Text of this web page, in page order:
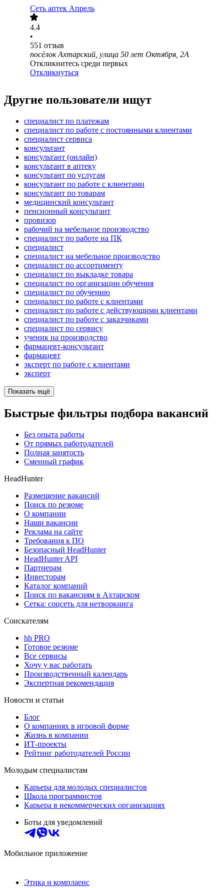
Сеть аптек Апрель
4.4
•
551 отзыв
посёлок Ахтарский, улица 50 лет Октября, 2А
Откликнитесь среди первых
Откликнуться
Другие пользователи ищут
специалист по платежам
специалист по работе с постоянными клиентами
специалист сервиса
консультант
консультант (онлайн)
консультант в аптеку
консультант по услугам
консультант по работе с клиентами
консультант по товарам
медицинский консультант
пенсионный консультант
провизор
рабочий на мебельное производство
специалист по работе на ПК
специалист
специалист на мебельное производство
специалист по ассортименту
специалист по выкладке товара
специалист по организации обучения
специалист по обучению
специалист по работе с клиентами
специалист по работе с действующими клиентами
специалист по работе с заказчиками
специалист по сервису
ученик на производство
фармацевт-консультант
фармацевт
эксперт по работе с клиентами
эксперт
Показать ещё
Быстрые фильтры подбора вакансий
Без опыта работы
От прямых работодателей
Полная занятость
Сменный график
HeadHunter
Размещение вакансий
Поиск по резюме
О компании
Наши вакансии
Реклама на сайте
Требования к ПО
Безопасный HeadHunter
HeadHunter API
Партнерам
Инвесторам
Каталог компаний
Поиск по вакансиям в Ахтарском
Сетка: соцсеть для нетворкинга
Соискателям
hh PRO
Готовое резюме
Все сервисы
Хочу у вас работать
Производственный календарь
Экспертная рекомендация
Новости и статьи
Блог
О компаниях в игровой форме
Жизнь в компании
ИТ-проекты
Рейтинг работодателей России
Молодым специалистам
Карьера для молодых специалистов
Школа программистов
Карьера в некоммерческих организациях
Боты для уведомлений
Мобильное приложение
Этика и комплаенс